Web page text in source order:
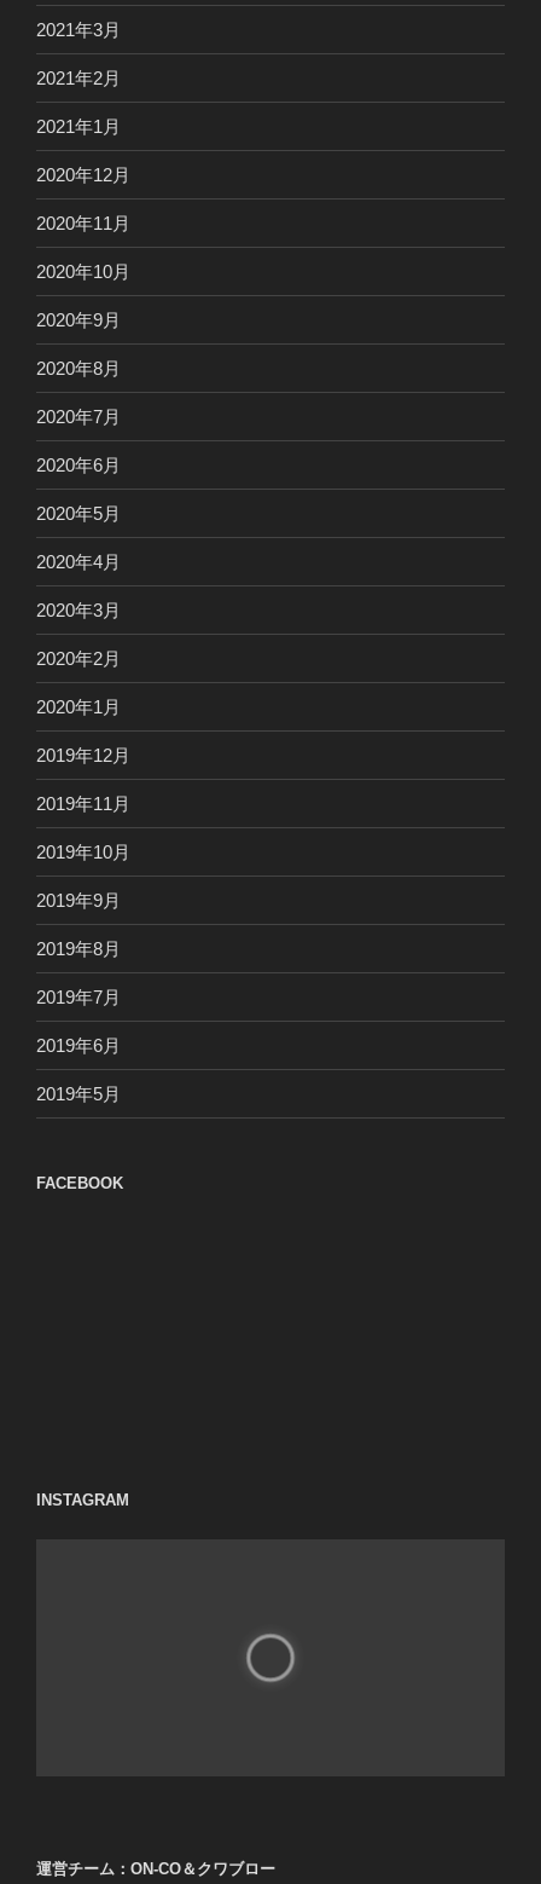
2021年3月
2021年2月
2021年1月
2020年12月
2020年11月
2020年10月
2020年9月
2020年8月
2020年7月
2020年6月
2020年5月
2020年4月
2020年3月
2020年2月
2020年1月
2019年12月
2019年11月
2019年10月
2019年9月
2019年8月
2019年7月
2019年6月
2019年5月
FACEBOOK
INSTAGRAM
運営チーム：ON-CO＆クワブロー